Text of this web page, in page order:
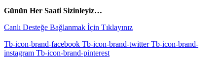
Günün Her Saati Sizinleyiz…
Canlı Desteğe Bağlanmak İçin Tıklayınız
Tb-icon-brand-facebook Tb-icon-brand-twitter Tb-icon-brand-
instagram Tb-icon-brand-pinterest